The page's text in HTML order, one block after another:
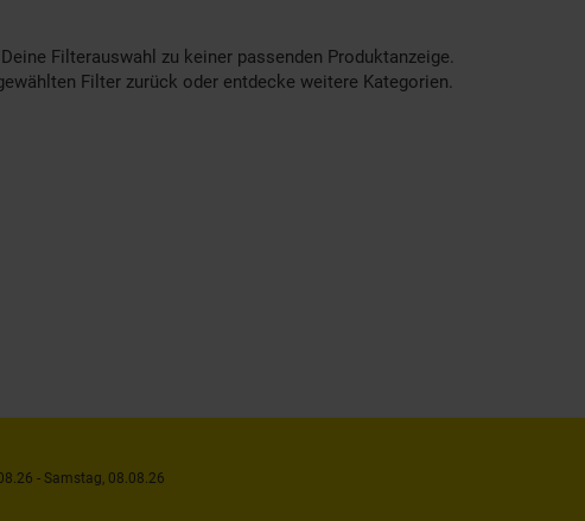
Filterauswahl zu keiner passenden Produktanzeige.
Filter zurück oder entdecke weitere Kategorien.
- Samstag, 08.08.26